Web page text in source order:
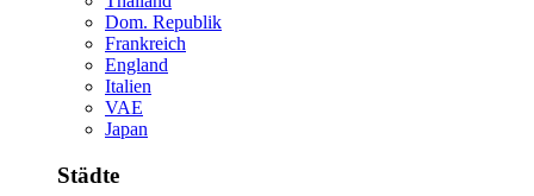
Dom. Republik
Frankreich
England
Italien
VAE
Japan
Städte